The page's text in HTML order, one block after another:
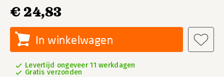
€ 24,83
In winkelwagen
Levertijd ongeveer 11 werkdagen
Gratis verzonden